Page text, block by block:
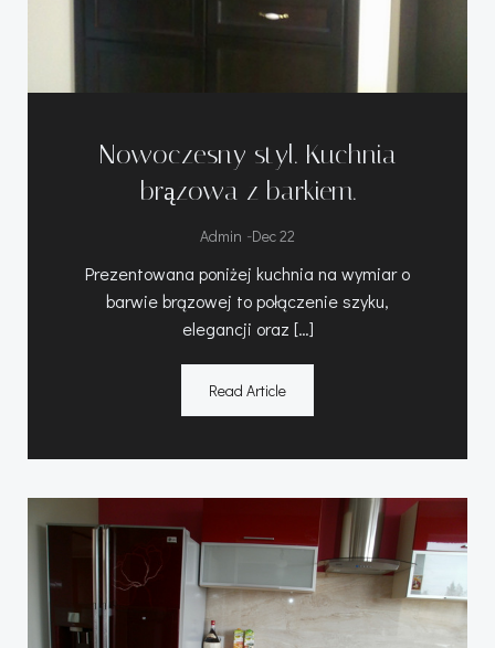
Nowoczesny styl. Kuchnia
brązowa z barkiem.
Admin -Dec 22
Prezentowana poniżej kuchnia na wymiar o
barwie brązowej to połączenie szyku,
elegancji oraz […]
Read Article